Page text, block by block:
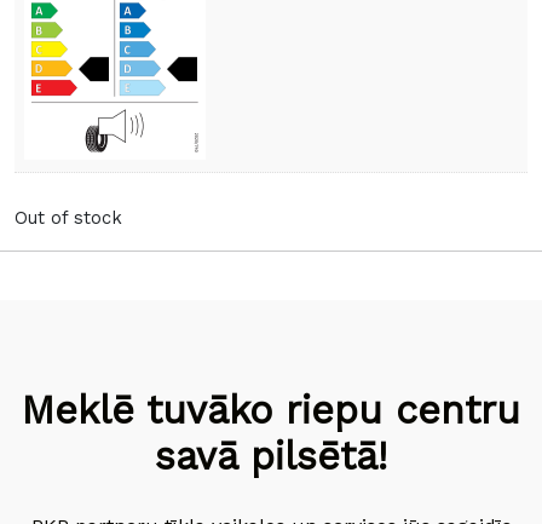
Out of stock
Meklē tuvāko riepu centru
savā pilsētā!